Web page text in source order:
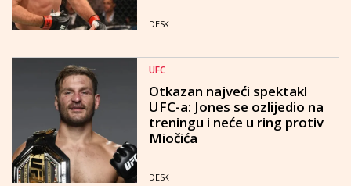
DESK
UFC
Otkazan najveći spektakl
UFC-a: Jones se ozlijedio na
treningu i neće u ring protiv
Miočića
DESK